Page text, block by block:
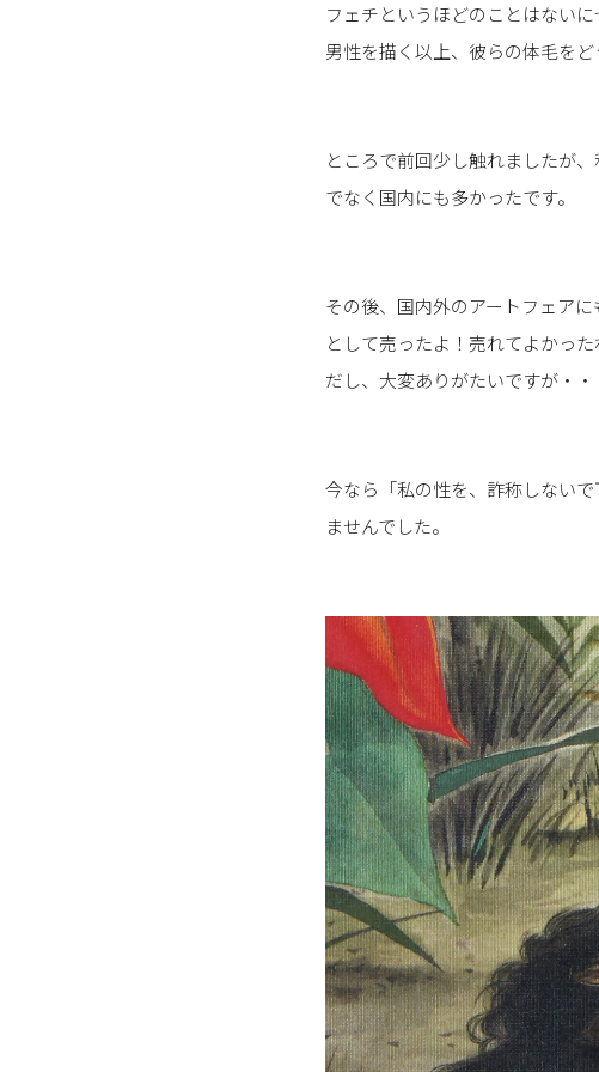
フェチというほどのことはない
男性を描く以上、彼らの体毛を
ところで前回少し触れましたが
でなく国内にも多かったです。
その後、国内外のアートフェア
として売ったよ！売れてよかっ
だし、大変ありがたいですが・・
今なら「私の性を、詐称しない
ませんでした。